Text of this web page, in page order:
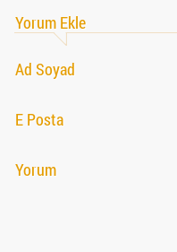
Yorum Ekle
Ad Soyad
E Posta
Yorum